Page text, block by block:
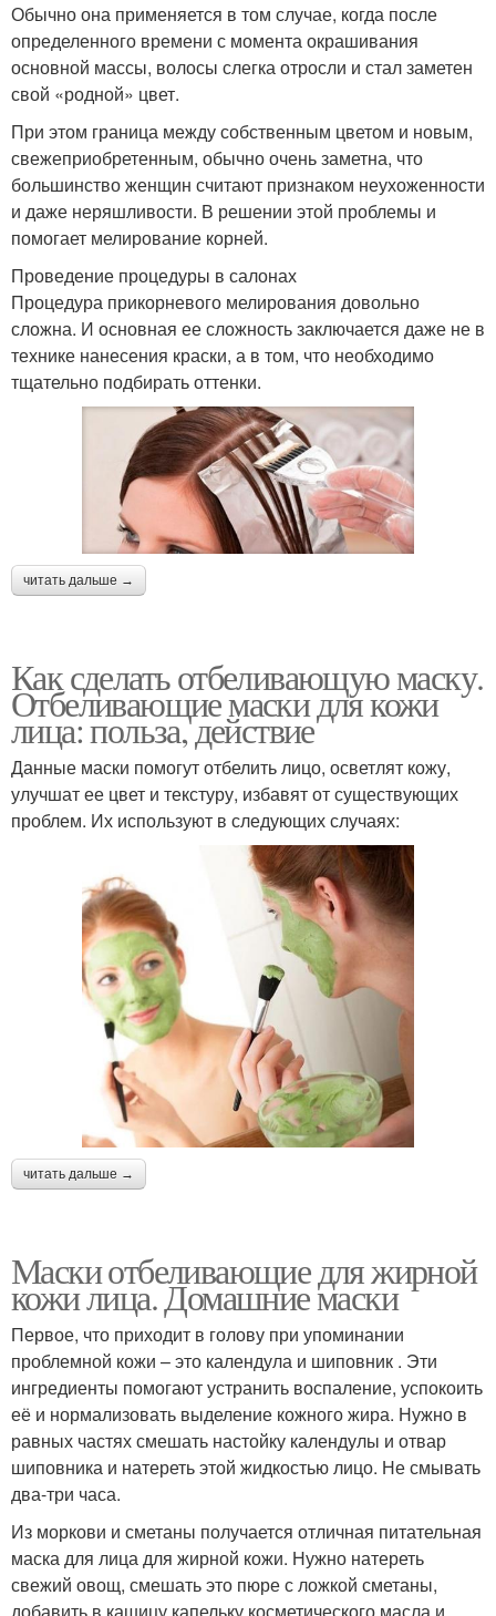
Обычно она применяется в том случае, когда после
определенного времени с момента окрашивания
основной массы, волосы слегка отросли и стал заметен
свой «родной» цвет.
При этом граница между собственным цветом и новым,
свежеприобретенным, обычно очень заметна, что
большинство женщин считают признаком неухоженности
и даже неряшливости. В решении этой проблемы и
помогает мелирование корней.
Проведение процедуры в салонах
Процедура прикорневого мелирования довольно
сложна. И основная ее сложность заключается даже не в
технике нанесения краски, а в том, что необходимо
тщательно подбирать оттенки.
читать дальше →
Как сделать отбеливающую маску.
Отбеливающие маски для кожи
лица: польза, действие
Данные маски помогут отбелить лицо, осветлят кожу,
улучшат ее цвет и текстуру, избавят от существующих
проблем. Их используют в следующих случаях:
читать дальше →
Маски отбеливающие для жирной
кожи лица. Домашние маски
Первое, что приходит в голову при упоминании
проблемной кожи – это календула и шиповник . Эти
ингредиенты помогают устранить воспаление, успокоить
её и нормализовать выделение кожного жира. Нужно в
равных частях смешать настойку календулы и отвар
шиповника и натереть этой жидкостью лицо. Не смывать
два-три часа.
Из моркови и сметаны получается отличная питательная
маска для лица для жирной кожи. Нужно натереть
свежий овощ, смешать это пюре с ложкой сметаны,
добавить в кашицу капельку косметического масла и